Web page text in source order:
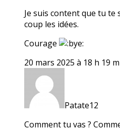
Je suis content que tu te
coup les idées.
Courage
20 mars 2025 à 18 h 19
Patate12
Comment tu vas ?